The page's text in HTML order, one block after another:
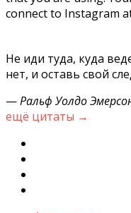
connect to Instagram
Не иди туда, куда
нет, и оставь свой
—Ральф Уолдо
ещё цитаты →